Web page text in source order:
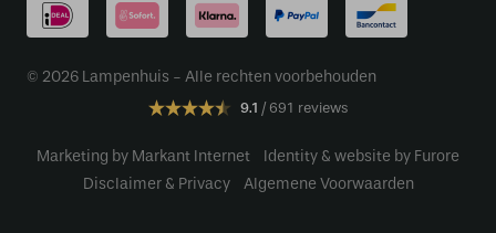
© 2026 Lampenhuis - Alle rechten voorbehouden
9.1 691 reviews
Marketing by Markant Internet
Identity & website by Furore
Disclaimer & Privacy
Algemene Voorwaarden